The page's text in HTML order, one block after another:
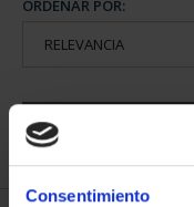
Consentimiento
ORDENAR POR: